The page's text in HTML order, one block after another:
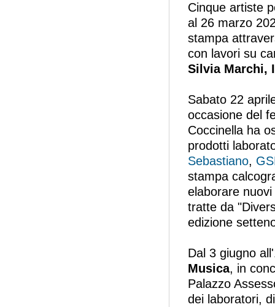
Cinque artiste
al 26 marzo
stampa
con lavori su
Silvia Marchi,
Sabato 22
occasione del
Coccinella ha
prodotti
Sebastiano,
stampa
elaborare
tratte da
edizione
Dal 3 giugno
Musica, in
Palazzo
dei laboratori,